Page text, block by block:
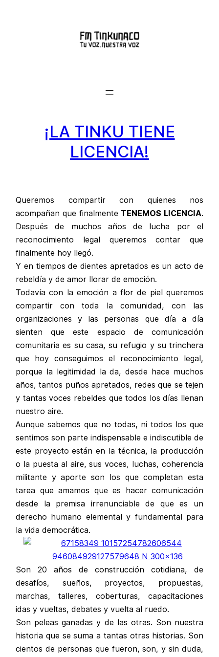
¡LA TINKU TIENE
LICENCIA!
Queremos compartir con quienes nos
acompañan que finalmente TENEMOS LICENCIA.
Después de muchos años de lucha por el
reconocimiento legal queremos contar que
finalmente hoy llegó.
Y en tiempos de dientes apretados es un acto de
rebeldía y de amor llorar de emoción.
Todavía con la emoción a flor de piel queremos
compartir con toda la comunidad, con las
organizaciones y las personas que día a día
sienten que este espacio de comunicación
comunitaria es su casa, su refugio y su trinchera
que hoy conseguimos el reconocimiento legal,
porque la legitimidad la da, desde hace muchos
años, tantos puños apretados, redes que se tejen
y tantas voces rebeldes que todos los días llenan
nuestro aire.
Aunque sabemos que no todas, ni todos los que
sentimos son parte indispensable e indiscutible de
este proyecto están en la técnica, la producción
o la puesta al aire, sus voces, luchas, coherencia
militante y aporte son los que completan esta
tarea que amamos que es hacer comunicación
desde la premisa irrenunciable de que es un
derecho humano elemental y fundamental para
la vida democrática.
Son 20 años de construcción cotidiana, de
desafíos, sueños, proyectos, propuestas,
marchas, talleres, coberturas, capacitaciones
idas y vueltas, debates y vuelta al ruedo.
Son peleas ganadas y de las otras. Son nuestra
historia que se suma a tantas otras historias. Son
cientos de personas que fueron, son, y sin duda,